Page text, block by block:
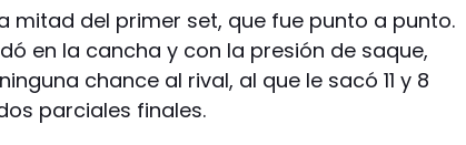
mitad del primer set, que fue punto a punto.
en la cancha y con la presión de saque,
chance al rival, al que le sacó 11 y 8
parciales finales.